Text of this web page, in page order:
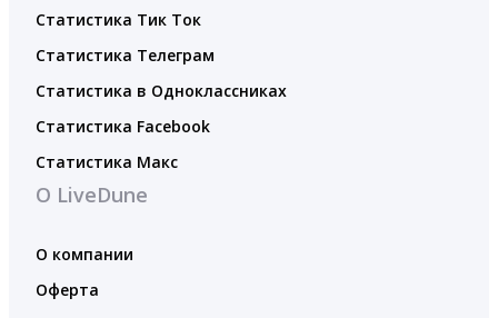
Статистика Тик Ток
Статистика Телеграм
Статистика в Одноклассниках
Статистика Facebook
Статистика Макс
О LiveDune
О компании
Оферта